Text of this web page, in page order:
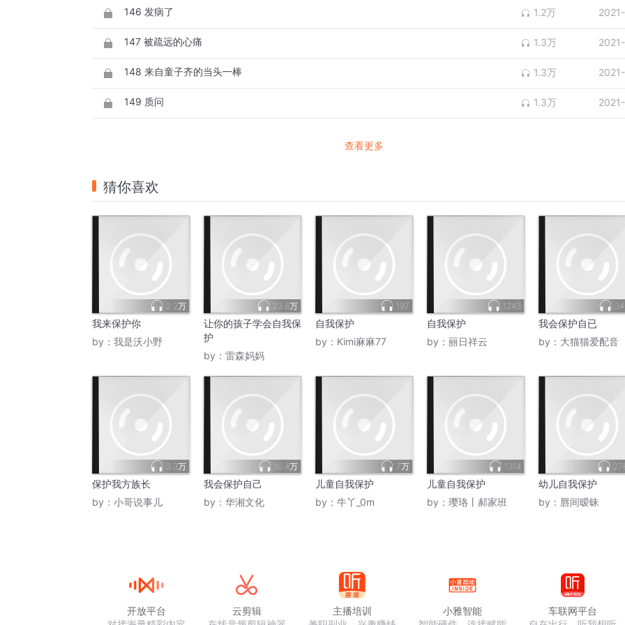
146 发病了 1.2万
147 被疏远的心痛 1.3万
148 来自童子齐的当头一棒 1.3万
149 质问 1.3万
查看更多
猜你喜欢
2.2万
我来保护你
by： 我是沃小野
23.8万
让你的孩子学会自我保
护
by： 雷森妈妈
197
自我保护
by： Kimi麻麻77
1243
自我保护
by： 丽日祥云
我会保护自已
by： 大猫猫爱配音
3.3万
保护我方族长
by： 小哥说事儿
10.4万
我会保护自己
by： 华湘文化
7万
儿童自我保护
by： 牛丫_0m
1314
儿童自我保护
by： 璎珞丨郝家班
幼儿自我保护
by： 唇间暧昧
开放平台
云剪辑
主播培训
小雅智能
车联网平台